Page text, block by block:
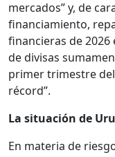
mercados” y, de
financiamiento,
financieras de
de divisas
primer trimestre
récord”.
La situación de
En materia de